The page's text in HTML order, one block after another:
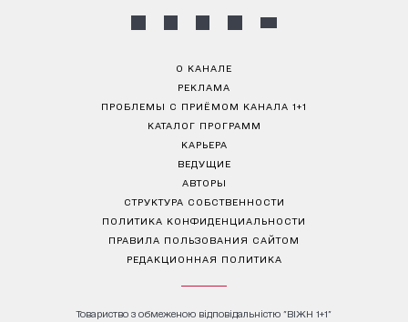
О КАНАЛЕ
РЕКЛАМА
ПРОБЛЕМЫ С ПРИЁМОМ КАНАЛА 1+1
КАТАЛОГ ПРОГРАММ
КАРЬЕРА
ВЕДУЩИЕ
АВТОРЫ
СТРУКТУРА СОБСТВЕННОСТИ
ПОЛИТИКА КОНФИДЕНЦИАЛЬНОСТИ
ПРАВИЛА ПОЛЬЗОВАНИЯ САЙТОМ
РЕДАКЦИОННАЯ ПОЛИТИКА
Товариство з обмеженою відповідальністю "ВІЖН 1+1"